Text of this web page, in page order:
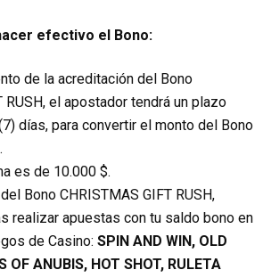
efectivo el Bono:
de la acreditación del Bono
RUSH, el apostador tendrá un plazo
días, para convertir el monto del Bono
es de 10.000 $.
Bono CHRISTMAS GIFT RUSH,
realizar apuestas con tu saldo bono en
de Casino: SPIN AND WIN, OLD
OF ANUBIS, HOT SHOT, RULETA